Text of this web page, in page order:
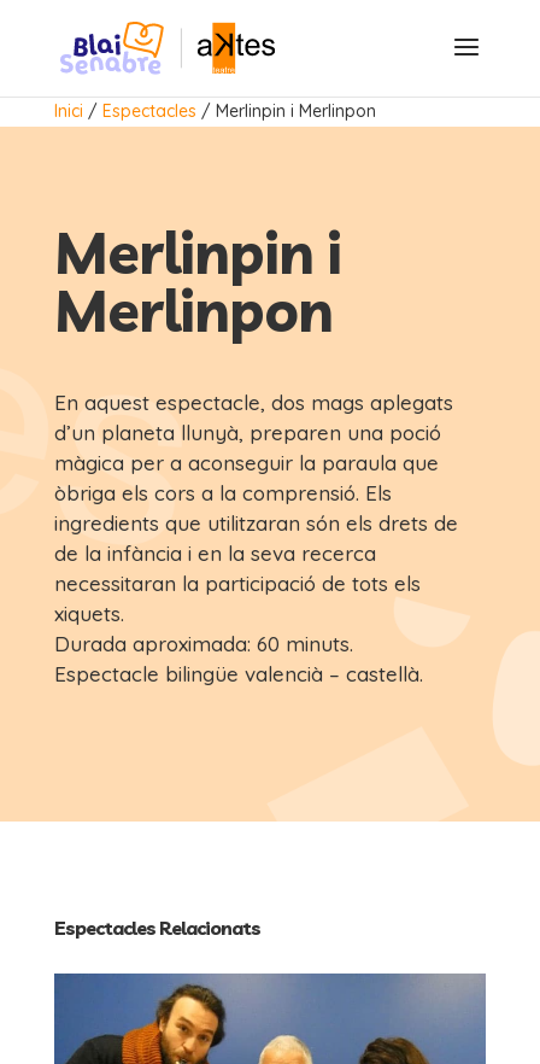
Inici / Espectacles / Merlinpin i Merlinpon
Merlinpin i
Merlinpon
En aquest espectacle, dos mags aplegats
d’un planeta llunyà, preparen una poció
màgica per a aconseguir la paraula que
òbriga els cors a la comprensió. Els
ingredients que utilitzaran són els drets de
de la infància i en la seva recerca
necessitaran la participació de tots els
xiquets.
Durada aproximada: 60 minuts.
Espectacle bilingüe valencià – castellà.
Espectacles Relacionats